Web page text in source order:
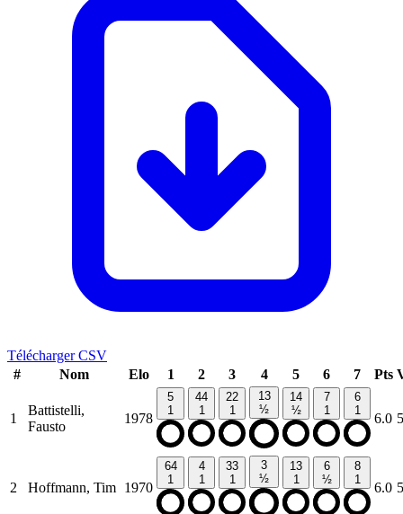
Télécharger CSV
#
Nom Elo 1 2 3 4 5 6 7 Pts
1
Battistelli,
Fausto
1978
5
1
44
1
22
1
13
½
14
½
7
1
6
1
6.0 5
2 Hoffmann, Tim 1970
64
1
4
1
33
1
3
½
13
1
6
½
8
1
6.0 5